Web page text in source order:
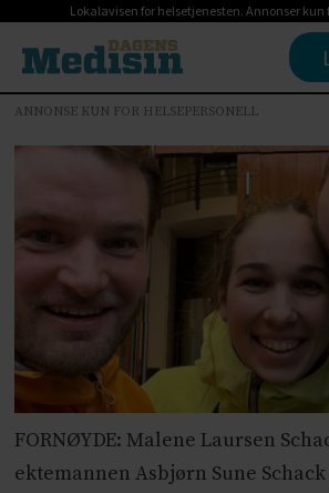
Lokalavisen for helsetjenesten. Annonser kun
ANNONSE KUN FOR HELSEPERSONELL
FORNØYDE: Malene Laursen
ektemannen Asbjørn Sune